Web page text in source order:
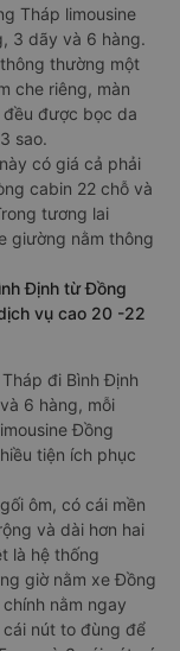
Tháp limousine
3 dãy và 6 hàng.
thường một
che riêng, màn
được bọc da
sao.
có giá cả phải
cabin 22 chỗ và
tương lai
giường nằm thông
Định từ Đồng
vụ cao 20 -22
đi Bình Định
6 hàng, mỗi
Đồng
tiện ích phục
ôm, có cái mền
và dài hơn hai
là hệ thống
giờ nằm xe Đồng
nằm ngay
nút to đùng để